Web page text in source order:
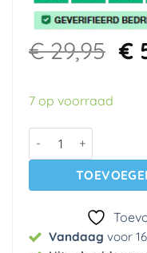
€29,95 €
7 op voorraad
Vinyl op vlies
Vandaag voor